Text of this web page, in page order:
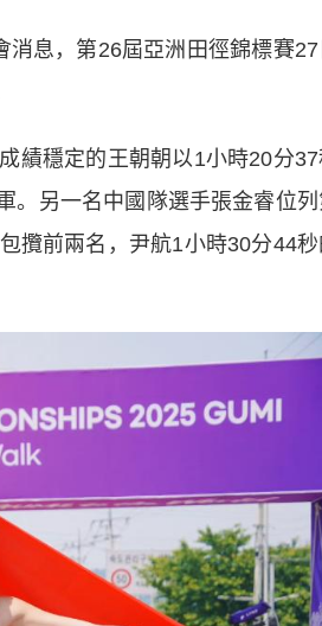
息，第26屆亞洲田徑錦標賽27
穩定的王朝朝以1小時20分37
。另一名中國隊選手張金睿位列
攬前兩名，尹航1小時30分44秒